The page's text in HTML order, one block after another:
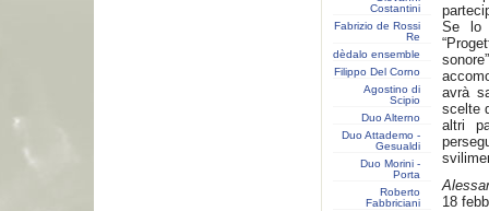
Costantini
Fabrizio de Rossi
Re
dèdalo ensemble
Filippo Del Corno
Agostino di
Scipio
Duo Alterno
Duo Attademo -
Gesualdi
Duo Morini -
Porta
Roberto
Fabbriciani
Se lo
avrà
scelte
altri
18